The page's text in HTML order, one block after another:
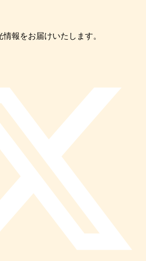
報をお届けいたします。